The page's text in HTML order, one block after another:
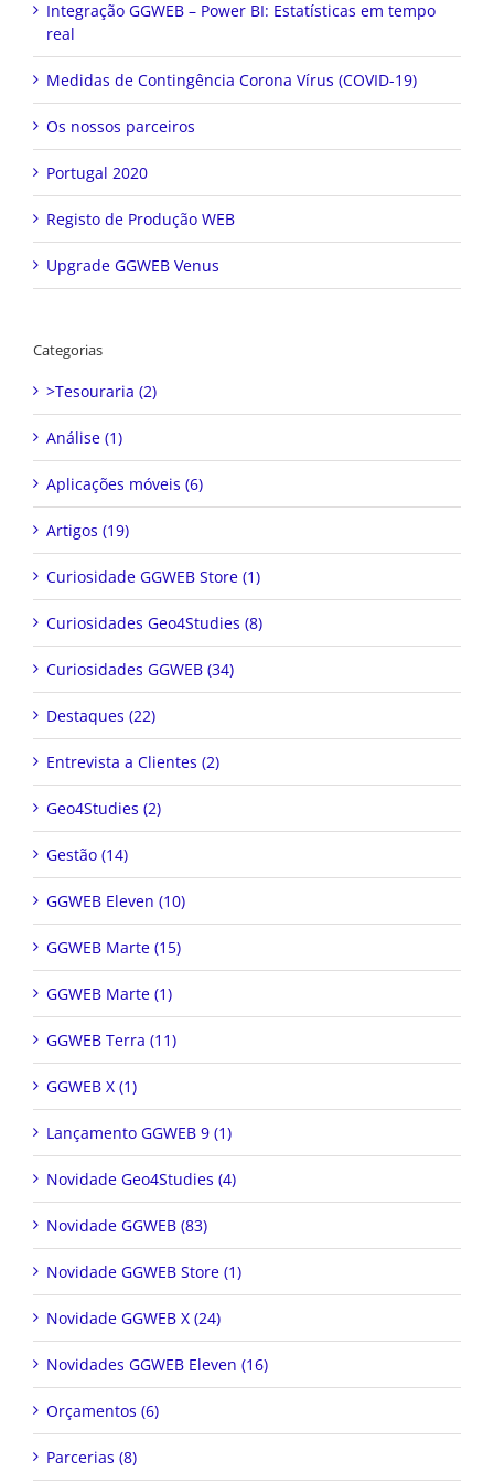
Integração GGWEB – Power BI: Estatísticas em tempo
real
Medidas de Contingência Corona Vírus (COVID-19)
Os nossos parceiros
Portugal 2020
Registo de Produção WEB
Upgrade GGWEB Venus
Categorias
>Tesouraria (2)
Análise (1)
Aplicações móveis (6)
Artigos (19)
Curiosidade GGWEB Store (1)
Curiosidades Geo4Studies (8)
Curiosidades GGWEB (34)
Destaques (22)
Entrevista a Clientes (2)
Geo4Studies (2)
Gestão (14)
GGWEB Eleven (10)
GGWEB Marte (15)
GGWEB Marte (1)
GGWEB Terra (11)
GGWEB X (1)
Lançamento GGWEB 9 (1)
Novidade Geo4Studies (4)
Novidade GGWEB (83)
Novidade GGWEB Store (1)
Novidade GGWEB X (24)
Novidades GGWEB Eleven (16)
Orçamentos (6)
Parcerias (8)